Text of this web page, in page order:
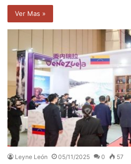
Ver Mas »
Leyne León 05/11/2025 0 57